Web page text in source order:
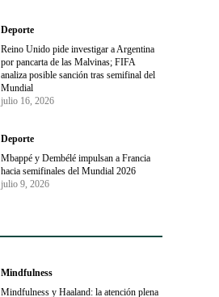
Deporte
Reino Unido pide investigar a Argentina
por pancarta de las Malvinas; FIFA
analiza posible sanción tras semifinal del
Mundial
julio 16, 2026
Deporte
Mbappé y Dembélé impulsan a Francia
hacia semifinales del Mundial 2026
julio 9, 2026
Mindfulness
Mindfulness y Haaland: la atención plena